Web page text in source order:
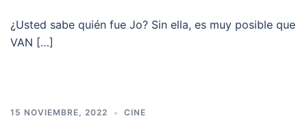
¿Usted sabe quién fue Jo? Sin ella, es muy posible que
VAN […]
15 NOVIEMBRE, 2022 CINE